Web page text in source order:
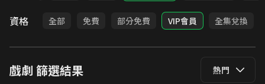
資格 全部 免費 部分免費 VIP會員 全集兌換
戲劇 篩選結果 熱門